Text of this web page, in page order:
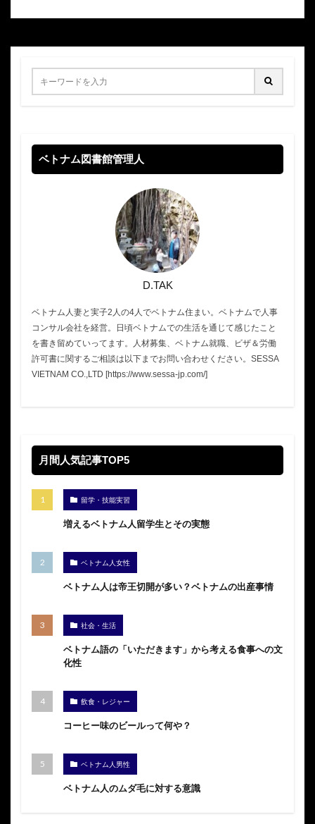
ベトナム図書館管理人
D.TAK
ベトナム人妻と実子2人の4人でベトナム住まい。ベトナムで人事
コンサル会社を経営。日頃ベトナムでの生活を通じて感じたこと
を書き留めていってます。人材募集、ベトナム就職、ビザ＆労働
許可書に関するご相談は以下までお問い合わせください。SESSA
VIETNAM CO.,LTD [https://www.sessa-jp.com/]
月間人気記事TOP5
留学・技能実習
増えるベトナム人留学生とその実態
ベトナム人女性
ベトナム人は帝王切開が多い？ベトナムの出産事情
社会・生活
ベトナム語の「いただきます」から考える食事への文
化性
飲食・レジャー
コーヒー味のビールって何や？
ベトナム人男性
ベトナム人のムダ毛に対する意識